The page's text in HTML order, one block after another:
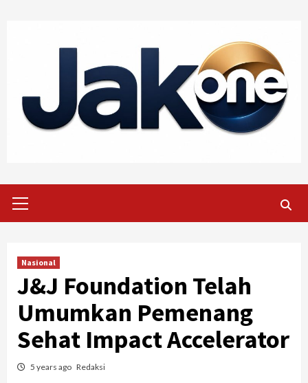
Menu
Nasional
J&J Foundation Telah
Umumkan Pemenang
Sehat Impact Accelerator
5 years ago Redaksi